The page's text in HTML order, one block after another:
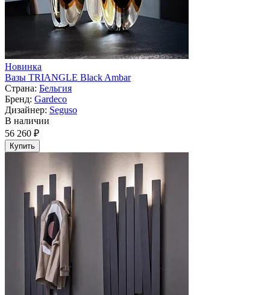
Новинка
Вазы TRIANGLE Black Ambar
Страна: Бельгия
Бренд: Gardeco
Дизайнер: Seguso
В наличии
56 260 ₽
Купить